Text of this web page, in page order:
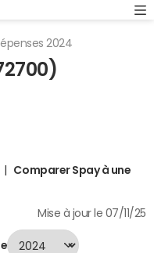
2024
Comparer Spay à une
Mise à jour le 07/11/25